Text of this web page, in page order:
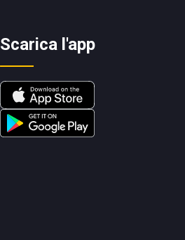
Scarica l'app